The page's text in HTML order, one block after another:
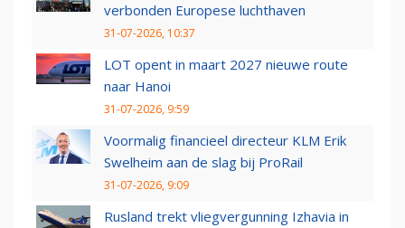
verbonden Europese luchthaven
31-07-2026, 10:37
LOT opent in maart 2027 nieuwe route
naar Hanoi
31-07-2026, 9:59
Voormalig financieel directeur KLM Erik
Swelheim aan de slag bij ProRail
31-07-2026, 9:09
Rusland trekt vliegvergunning Izhavia in